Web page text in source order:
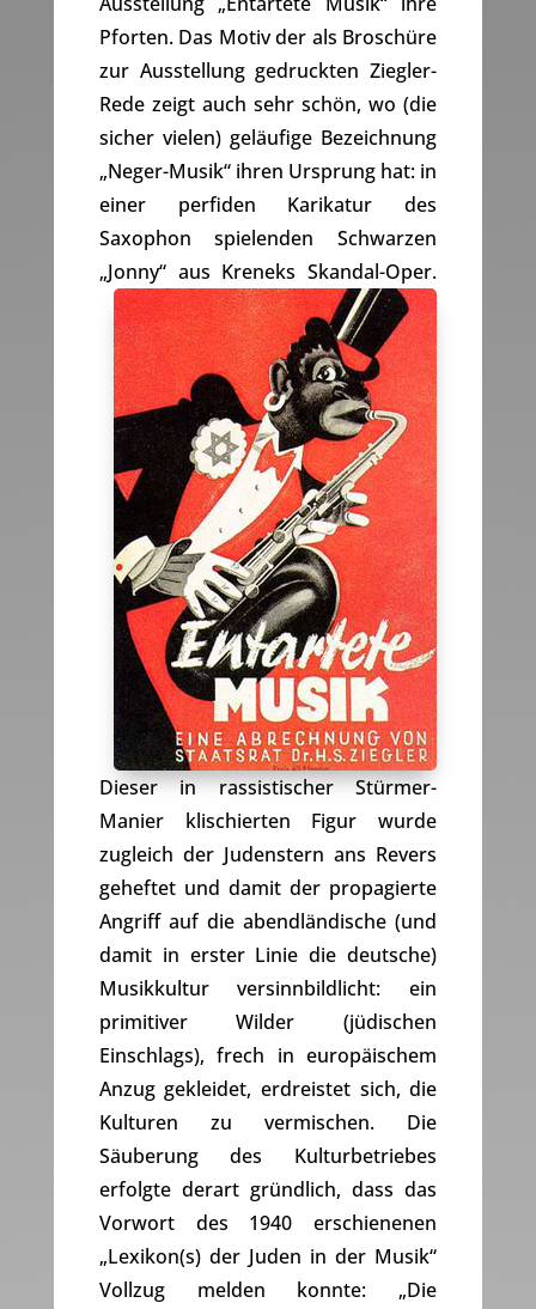
Pforten. Das Motiv der als Broschüre
zur Ausstellung gedruckten Ziegler-
Rede zeigt auch sehr schön, wo (die
sicher vielen) geläufige Bezeichnung
„Neger-Musik“ ihren Ursprung hat: in
einer perfiden Karikatur des
Saxophon spielenden Schwarzen
„Jonny“ aus Kreneks Skandal-Oper.
Dieser in rassistischer Stürmer-
Manier klischierten Figur wurde
zugleich der Judenstern ans Revers
geheftet und damit der propagierte
Angriff auf die abendländische (und
damit in erster Linie die deutsche)
Musikkultur versinnbildlicht: ein
primitiver Wilder (jüdischen
Einschlags), frech in europäischem
Anzug gekleidet, erdreistet sich, die
Kulturen zu vermischen. Die
Säuberung des Kulturbetriebes
erfolgte derart gründlich, dass das
Vorwort des 1940 erschienenen
„Lexikon(s) der Juden in der Musik“
Vollzug melden konnte: „Die